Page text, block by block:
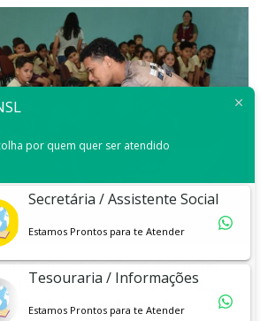
os alunos do 2º ano do Ensino
– AI sobre: A vida no teatro.
do ator José Joaquim.
por quem quer ser atendido
Secretária / Assistente Social
Estamos Prontos para te Atender
Tesouraria / Informações
Estamos Prontos para te Atender